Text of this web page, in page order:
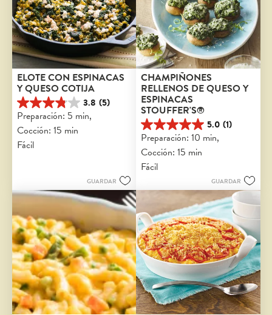
ELOTE CON ESPINACAS
Y QUESO COTIJA
3.8 (5)
3.8
de
5
estrellas.
5
Preparación: 5 min,
Cocción: 15 min
Fácil
GUARDAR
CHAMPIÑONES
RELLENOS DE QUESO Y
ESPINACAS
STOUFFER'S®
5.0 (1)
5.0
de
5
estrellas.
1
Preparación: 10 min,
Cocción: 15 min
Fácil
GUARDAR